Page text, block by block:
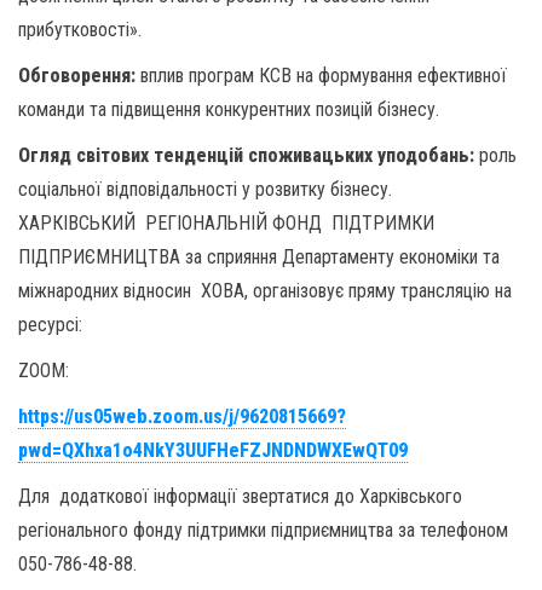
прибутковості».
Обговорення: вплив програм КСВ на формування ефективної
команди та підвищення конкурентних позицій бізнесу.
Огляд світових тенденцій споживацьких уподобань: роль
соціальної відповідальності у розвитку бізнесу.
ХАРКІВСЬКИЙ РЕГІОНАЛЬНІЙ ФОНД ПІДТРИМКИ
ПІДПРИЄМНИЦТВА за сприяння Департаменту економіки та
міжнародних відносин ХОВА, організовує пряму трансляцію на
ресурсі:
ZOOM:
https://us05web.zoom.us/j/9620815669?
pwd=QXhxa1o4NkY3UUFHeFZJNDNDWXEwQT09
Для додаткової інформації звертатися до Харківського
регіонального фонду підтримки підприємництва за телефоном
050-786-48-88.